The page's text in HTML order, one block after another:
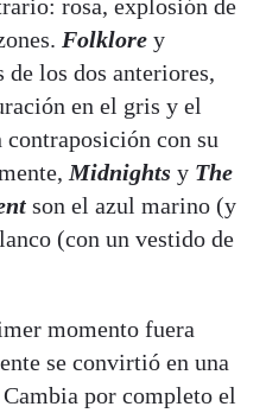
rosa, explosión de
Folklore y
de los dos anteriores,
en el gris y el
con su
Midnights y The
son el azul marino (y
(con un vestido de
momento fuera
se convirtió en una
por completo el